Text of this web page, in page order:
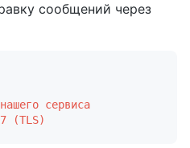
сообщений через
сервиса
(TLS)